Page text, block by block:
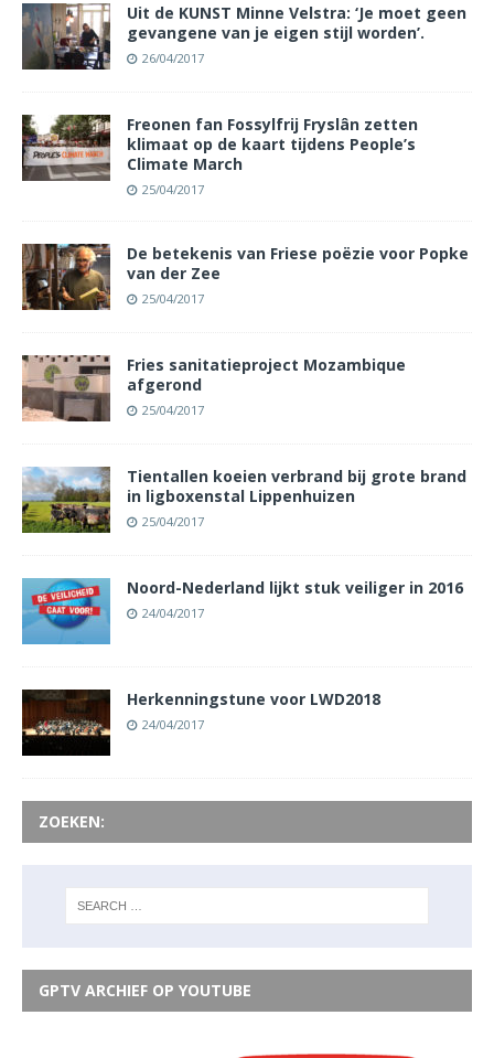
Uit de KUNST Minne Velstra: ‘Je moet geen
gevangene van je eigen stijl worden’.
26/04/2017
Freonen fan Fossylfrij Fryslân zetten
klimaat op de kaart tijdens People’s
Climate March
25/04/2017
De betekenis van Friese poëzie voor Popke
van der Zee
25/04/2017
Fries sanitatieproject Mozambique
afgerond
25/04/2017
Tientallen koeien verbrand bij grote brand
in ligboxenstal Lippenhuizen
25/04/2017
Noord-Nederland lijkt stuk veiliger in 2016
24/04/2017
Herkenningstune voor LWD2018
24/04/2017
ZOEKEN:
GPTV ARCHIEF OP YOUTUBE